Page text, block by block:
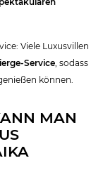
Viele Luxusvillen
Service, sodass
können.
MAN